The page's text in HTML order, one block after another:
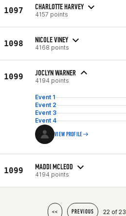
1097 CHARLOTTE HARVEY
4157 points
1098 NICOLE VINEY
4168 points
1099 JOCLYN WARNER
4194 points
Event 1
Event 2
Event 3
Event 4
VIEW PROFILE
1099 MADDI MCLEOD
4194 points
<< PREVIOUS 22 of 23